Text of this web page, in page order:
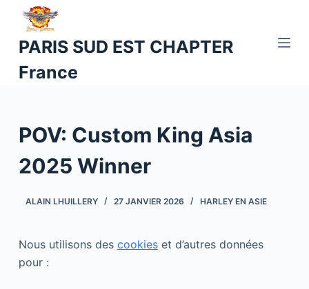
u
c
o
n
u
PARIS SUD EST CHAPTER
France
POV: Custom King Asia
2025 Winner
ALAIN LHUILLERY 27 JANVIER 2026 HARLEY EN ASIE
Nous utilisons des cookieset d’autres données
pour :